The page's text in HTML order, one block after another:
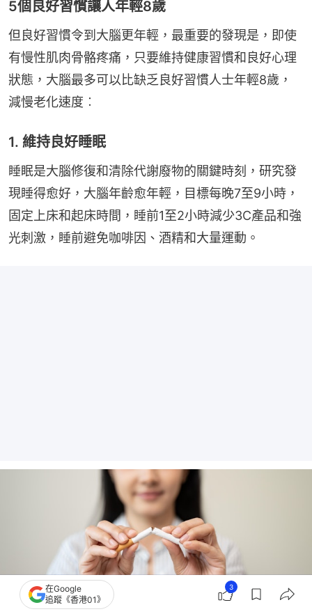
5個良好習慣讓人年輕8歲
但良好習慣令到大腦更年輕，最重要的發現是，即使
有慢性肌肉骨骼疼痛，只要維持健康習慣和良好心理
狀態，大腦最多可以比缺乏良好習慣人士年輕8歲，
減慢老化速度︰
1. 維持良好睡眠
睡眠是大腦修復和清除代謝廢物的關鍵時刻，研究發
現睡得愈好，大腦年齡愈年輕，目標每晚7至9小時，
固定上床和起床時間，睡前1至2小時減少3C產品和強
光刺激，睡前避免咖啡因、酒精和大量運動。
吸煙會損害血管，增加發炎機會，而且減少大腦血流，加速大腦老化，煙民任何時
在Google
追蹤《香港01》
3